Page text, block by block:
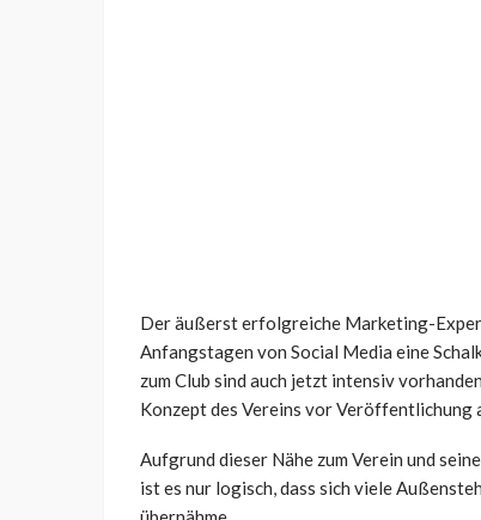
Der äußerst erfolgreiche Marketing-
Anfangstagen von Social Media eine
zum Club sind auch jetzt intensiv
Konzept des Vereins vor Veröffentlichung
Aufgrund dieser Nähe zum Verein und
ist es nur logisch, dass sich viele